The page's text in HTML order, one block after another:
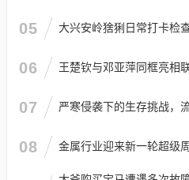
05 大兴安岭猞猁日常打卡检
06 王楚钦与邓亚萍同框亮相
07 严寒侵袭下的生存挑战，
08 金属行业迎来新一轮超级